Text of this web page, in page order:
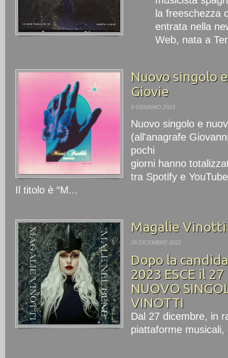
la freeschezza
entrata nella
Web, nata a
Nuovo singolo
Giovie
9 GENNAIO 2023
Nuovo singolo e
(all'anagrafe
pochi
giorni hanno
tra Spotify e
Il titolo è “M...
Magalie
28 DICEMBRE 2022
Dopo la
2023 ESCE il
NUOVO
VINOTTI
Dal 27 dicembre, in
piattaforme